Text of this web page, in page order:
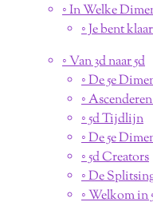
◦ In Welke
◦ Je bent
◦ Van 3d naar 5d
◦ De 5e
◦
◦ 5d Tijdlijn
◦ De 5e
◦ 5d Creators
◦ De
◦ Welkom in